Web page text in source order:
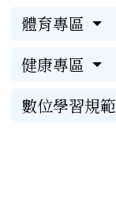
體育專區
健康專區
數位學習規範